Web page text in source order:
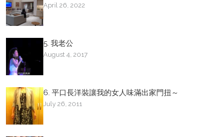
April 26, 2022
5. 我老公
August 4, 2017
6. 平口長洋裝讓我的女人味滿出家門扭～
July 26, 2011